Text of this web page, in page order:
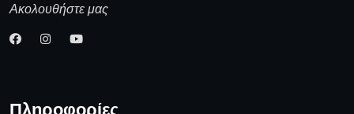
Ακολουθήστε μας
Πληροφορίες